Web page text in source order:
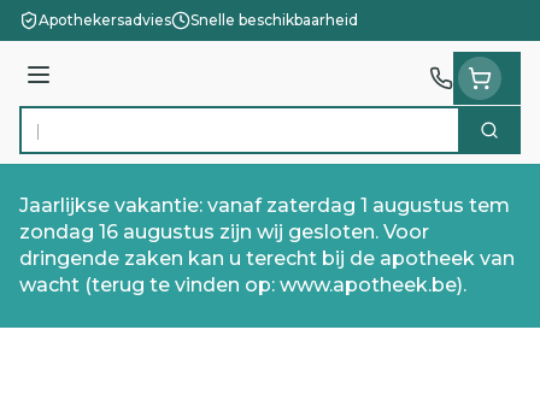
Ga naar de inhoud
Apothekersadvies Snelle beschikbaarheid
Menu
Product, merk, categorie... Zoek
Jaarlijkse vakantie: vanaf zaterdag 1 augustus tem
zondag 16 augustus zijn wij gesloten. Voor
dringende zaken kan u terecht bij de apotheek van
wacht (terug te vinden op: www.apotheek.be).